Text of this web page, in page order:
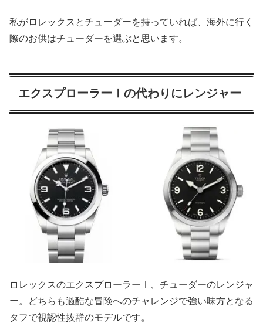
私がロレックスとチューダーを持っていれば、海外に行く
際のお供はチューダーを選ぶと思います。
エクスプローラーⅠの代わりにレンジャー
ロレックスのエクスプローラーⅠ、チューダーのレンジャ
ー。どちらも過酷な冒険へのチャレンジで強い味方となる
タフで視認性抜群のモデルです。